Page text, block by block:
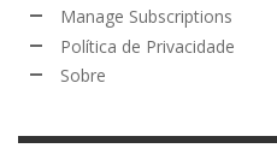
Manage Subscriptions
Política de Privacidade
Sobre